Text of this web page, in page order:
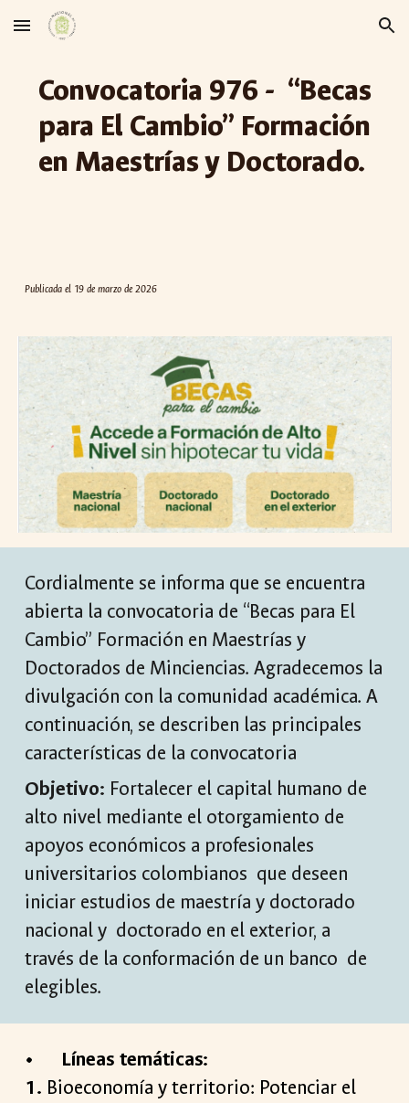
Skip to main content Skip to navigation
Convocatoria 976 - “Becas
para El Cambio” Formación
en Maestrías y Doctorado.
Publicada el 19 de marzo de 2026
Cordialmente se informa que se encuentra
abierta la convocatoria de “Becas para El
Cambio” Formación en Maestrías y
Doctorados de Minciencias. Agradecemos la
divulgación con la comunidad académica. A
continuación, se describen las principales
características de la convocatoria
Objetivo: Fortalecer el capital humano de
alto nivel mediante el otorgamiento de
apoyos económicos a profesionales
universitarios colombianos que deseen
iniciar estudios de maestría y doctorado
nacional y doctorado en el exterior, a
través de la conformación de un banco de
elegibles.
•
Líneas temáticas:
1. Bioeconomía y territorio: Potenciar el